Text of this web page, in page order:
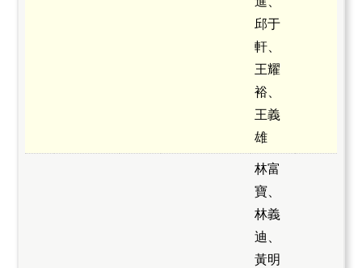
邱于
軒、
王耀
裕、
王義
雄
林富
寶、
林義
迪、
黃明